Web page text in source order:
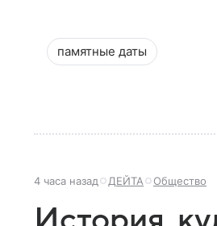
памятные даты
4 часа назад ДЕЙТА Общество